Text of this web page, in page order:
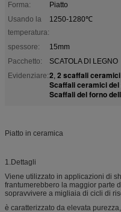
Forma:
Piatto
Usando la
temperatura:
1250-1280℃
spessore:
15mm
Pacchetto:
SCATOLA DI LEGNO
Evidenziare:2, 2 scaffali
Scaffali ceramici
Scaffali del forno
Piatto in ceramica
1.Dettagli
Viene utilizzato in applicazioni di
frantumerebbero la maggior parte
sopravvivere a migliaia di cicli di
è caratterizzato da elevata